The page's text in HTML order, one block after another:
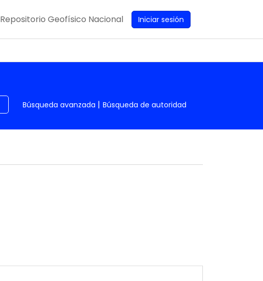
Repositorio Geofísico Nacional Iniciar sesión
Búsqueda avanzada Búsqueda de autoridad